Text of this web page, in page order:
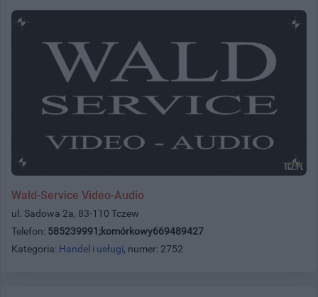
Wald-Service Video-Audio
ul. Sadowa 2a, 83-110 Tczew
Telefon: 585239991;komórkowy669489427
Kategoria: Handel i usługi, numer: 2752